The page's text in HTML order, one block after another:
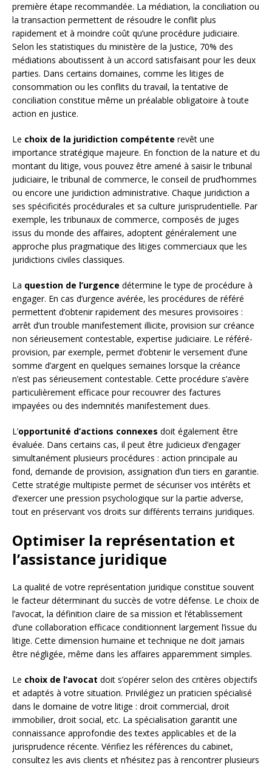
première étape recommandée. La médiation, la conciliation ou
la transaction permettent de résoudre le conflit plus
rapidement et à moindre coût qu’une procédure judiciaire.
Selon les statistiques du ministère de la Justice, 70% des
médiations aboutissent à un accord satisfaisant pour les deux
parties. Dans certains domaines, comme les litiges de
consommation ou les conflits du travail, la tentative de
conciliation constitue même un préalable obligatoire à toute
action en justice.
Le choix de la juridiction compétente revêt une
importance stratégique majeure. En fonction de la nature et du
montant du litige, vous pouvez être amené à saisir le tribunal
judiciaire, le tribunal de commerce, le conseil de prud’hommes
ou encore une juridiction administrative. Chaque juridiction a
ses spécificités procédurales et sa culture jurisprudentielle. Par
exemple, les tribunaux de commerce, composés de juges
issus du monde des affaires, adoptent généralement une
approche plus pragmatique des litiges commerciaux que les
juridictions civiles classiques.
La question de l’urgence détermine le type de procédure à
engager. En cas d’urgence avérée, les procédures de référé
permettent d’obtenir rapidement des mesures provisoires :
arrêt d’un trouble manifestement illicite, provision sur créance
non sérieusement contestable, expertise judiciaire. Le référé-
provision, par exemple, permet d’obtenir le versement d’une
somme d’argent en quelques semaines lorsque la créance
n’est pas sérieusement contestable. Cette procédure s’avère
particulièrement efficace pour recouvrer des factures
impayées ou des indemnités manifestement dues.
L’opportunité d’actions connexes doit également être
évaluée. Dans certains cas, il peut être judicieux d’engager
simultanément plusieurs procédures : action principale au
fond, demande de provision, assignation d’un tiers en garantie.
Cette stratégie multipiste permet de sécuriser vos intérêts et
d’exercer une pression psychologique sur la partie adverse,
tout en préservant vos droits sur différents terrains juridiques.
Optimiser la représentation et
l’assistance juridique
La qualité de votre représentation juridique constitue souvent
le facteur déterminant du succès de votre défense. Le choix de
l’avocat, la définition claire de sa mission et l’établissement
d’une collaboration efficace conditionnent largement l’issue du
litige. Cette dimension humaine et technique ne doit jamais
être négligée, même dans les affaires apparemment simples.
Le choix de l’avocat doit s’opérer selon des critères objectifs
et adaptés à votre situation. Privilégiez un praticien spécialisé
dans le domaine de votre litige : droit commercial, droit
immobilier, droit social, etc. La spécialisation garantit une
connaissance approfondie des textes applicables et de la
jurisprudence récente. Vérifiez les références du cabinet,
consultez les avis clients et n’hésitez pas à rencontrer plusieurs